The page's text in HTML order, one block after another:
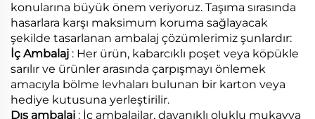
konularına büyük önem veriyoruz. Taşıma sırasında
hasarlara karşı maksimum koruma sağlayacak
şekilde tasarlanan ambalaj çözümlerimiz şunlardır:
İç Ambalaj : Her ürün, kabarcıklı poşet veya köpükle
sarılır ve ürünler arasında çarpışmayı önlemek
amacıyla bölme levhaları bulunan bir karton veya
hediye kutusuna yerleştirilir.
Dış ambalaj : İç ambalajlar, dayanıklı oluklu mukavva